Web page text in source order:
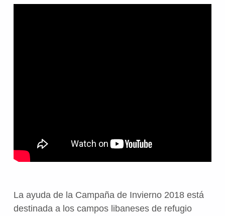
La ayuda de la Campaña de Invierno 2018 está
destinada a los campos libaneses de refugio